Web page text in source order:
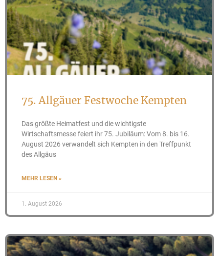
75. Allgäuer Festwoche Kempten
Das größte Heimatfest und die wichtigste
Wirtschaftsmesse feiert ihr 75. Jubiläum: Vom 8. bis 16.
August 2026 verwandelt sich Kempten in den Treffpunkt
des Allgäus
MEHR LESEN »
1. August 2026